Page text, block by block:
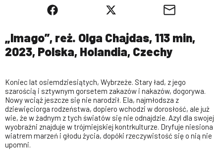
„Imago”, reż. Olga Chajdas, 113 min,
2023, Polska, Holandia, Czechy
Koniec lat osiemdziesiątych, Wybrzeże. Stary ład, z jego
szarością i sztywnym gorsetem zakazów i nakazów, dogorywa.
Nowy wciąż jeszcze się nie narodził. Ela, najmłodsza z
dziewięciorga rodzeństwa, dopiero wchodzi w dorosłość, ale już
wie, że w żadnym z tych światów się nie odnajdzie. Azyl dla swojej
wyobraźni znajduje w trójmiejskiej kontrkulturze. Dryfuje niesiona
wiatrem marzeń i głodu życia, dopóki rzeczywistość się o nią nie
upomni.